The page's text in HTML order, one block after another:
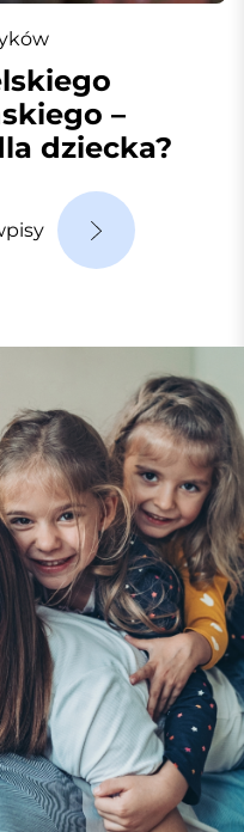
–
dziecka?